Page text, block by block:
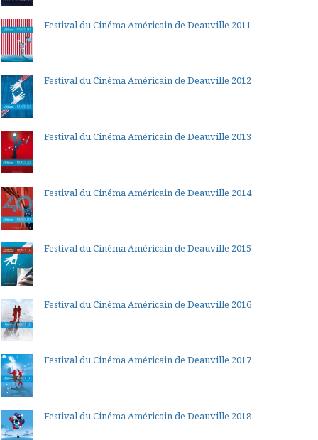
Festival du Cinéma Américain de Deauville 2011
Festival du Cinéma Américain de Deauville 2012
Festival du Cinéma Américain de Deauville 2013
Festival du Cinéma Américain de Deauville 2014
Festival du Cinéma Américain de Deauville 2015
Festival du Cinéma Américain de Deauville 2016
Festival du Cinéma Américain de Deauville 2017
Festival du Cinéma Américain de Deauville 2018